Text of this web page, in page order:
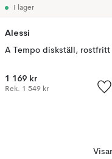
I lager
Alessi
A Tempo diskställ, rostfritt
1 169 kr
Rek. 1 549 kr